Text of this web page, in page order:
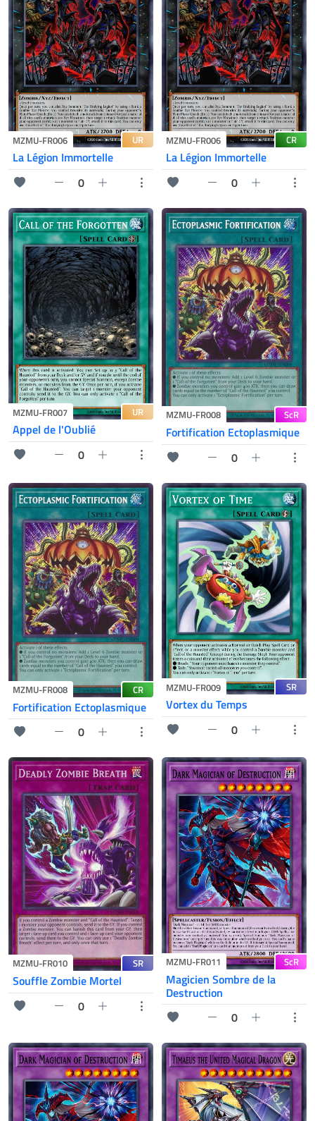
MZMU-FR006 UR
La Légion Immortelle
0
MZMU-FR006 CR
La Légion Immortelle
0
MZMU-FR007 UR
Appel de l'Oublié
0
MZMU-FR008 ScR
Fortification Ectoplasmique
0
MZMU-FR008 CR
Fortification Ectoplasmique
0
MZMU-FR009 SR
Vortex du Temps
0
MZMU-FR010 SR
Souffle Zombie Mortel
0
MZMU-FR011 ScR
Magicien Sombre de la
Destruction
0